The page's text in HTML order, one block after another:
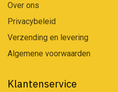
Over ons
Privacybeleid
Verzending en levering
Algemene voorwaarden
Klantenservice